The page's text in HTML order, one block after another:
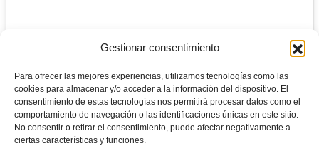
Gestionar consentimiento
Para ofrecer las mejores experiencias, utilizamos tecnologías como las
cookies para almacenar y/o acceder a la información del dispositivo. El
consentimiento de estas tecnologías nos permitirá procesar datos como el
comportamiento de navegación o las identificaciones únicas en este sitio.
No consentir o retirar el consentimiento, puede afectar negativamente a
ciertas características y funciones.
Ver esta publicación en Instagram